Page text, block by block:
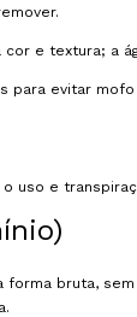
e textura; a
para evitar
e
bruta,